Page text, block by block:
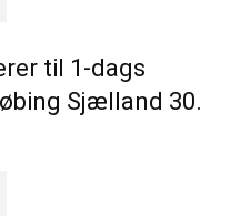
til 1-dags
Sjælland 30.